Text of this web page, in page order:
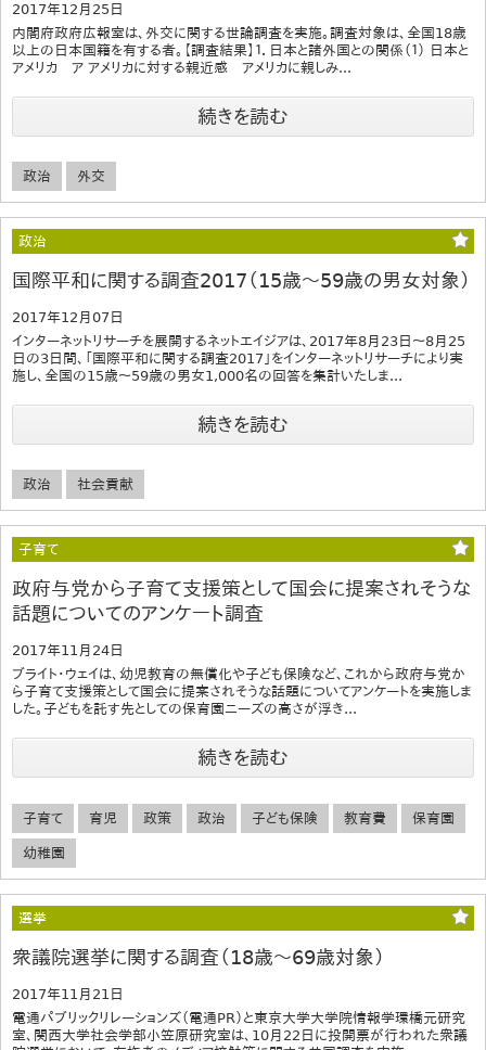
2017年12月25日
内閣府政府広報室は、外交に関する世論調査を実施。調査対象は、全国18歳
以上の日本国籍を有する者。【調査結果】１．日本と諸外国との関係（１） 日本と
アメリカ ア アメリカに対する親近感 アメリカに親しみ...
続きを読む
政治 外交
政治
国際平和に関する調査2017（15歳～59歳の男女対象）
2017年12月07日
インターネットリサーチを展開するネットエイジアは、2017年8月23日～8月25
日の3日間、「国際平和に関する調査2017」をインターネットリサーチにより実
施し、全国の15歳～59歳の男女1,000名の回答を集計いたしま...
続きを読む
政治 社会貢献
子育て
政府与党から子育て支援策として国会に提案されそうな
話題についてのアンケート調査
2017年11月24日
ブライト・ウェイは、幼児教育の無償化や子ども保険など、これから政府与党か
ら子育て支援策として国会に提案されそうな話題についてアンケートを実施しま
した。子どもを託す先としての保育園ニーズの高さが浮き...
続きを読む
子育て 育児 政策 政治 子ども保険 教育費 保育園
幼稚園
選挙
衆議院選挙に関する調査（18歳～69歳対象）
2017年11月21日
電通パブリックリレーションズ（電通PR）と東京大学大学院情報学環橋元研究
室、関西大学社会学部小笠原研究室は、10月22日に投開票が行われた衆議